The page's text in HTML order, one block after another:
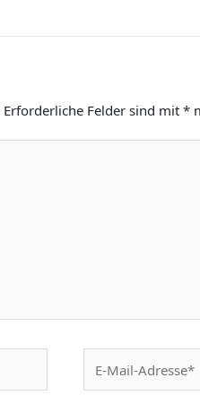
Erforderliche Felder sind mit *
Mail-